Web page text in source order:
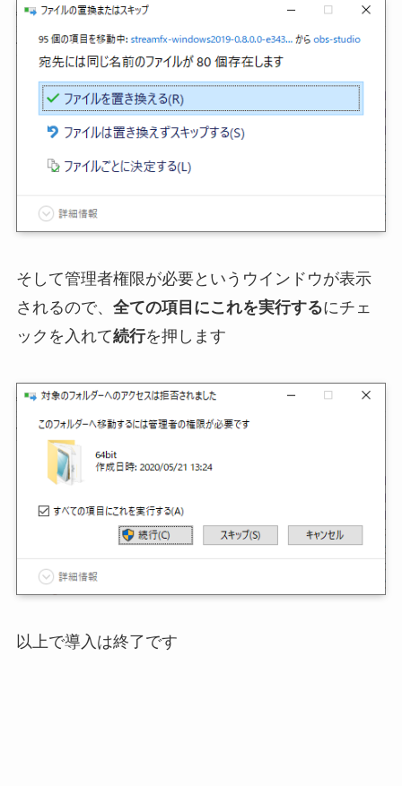
そして管理者権限が必要というウインドウが表示
されるので、 全ての項目にこれを実行するにチェ
ックを入れて続行を押します
以上で導入は終了です